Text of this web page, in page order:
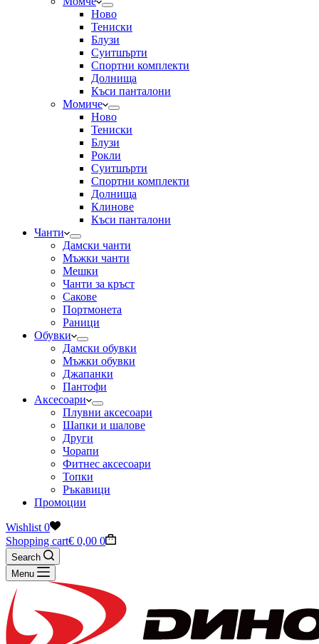
Ново
Тениски
Блузи
Суитшърти
Спортни комплекти
Долнища
Къси панталони
Момиче
Ново
Тениски
Блузи
Рокли
Суитшърти
Спортни комплекти
Долнища
Клинове
Къси панталони
Чанти
Дамски чанти
Мъжки чанти
Мешки
Чанти за кръст
Сакове
Портмонета
Раници
Обувки
Дамски обувки
Мъжки обувки
Джапанки
Пантофи
Аксесоари
Плувни аксесоари
Шапки и шалове
Други
Чорапи
Фитнес аксесоари
Топки
Ръкавици
Промоции
Wishlist 0
Shopping cart€ 0,00 0
Search
Menu